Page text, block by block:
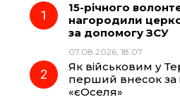
e
o
e
g
r
15-річного
нагородили
за допомогу ЗСУ
07.08.2026, 18:07
Як військовим у
перший внесок за
«єОселя»